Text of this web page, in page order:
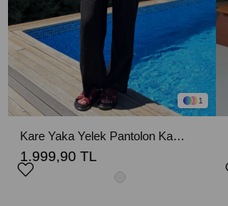
1
Kare Yaka Yelek Pantolon Kadın Takım - Siyah
1.999,90 TL